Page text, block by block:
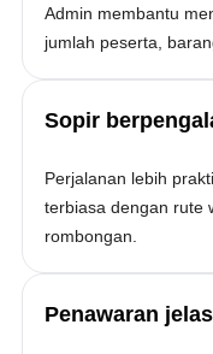
Admin membantu
jumlah peserta,
Sopir
Perjalanan lebih
terbiasa dengan rute
rombongan.
Penawaran jelas